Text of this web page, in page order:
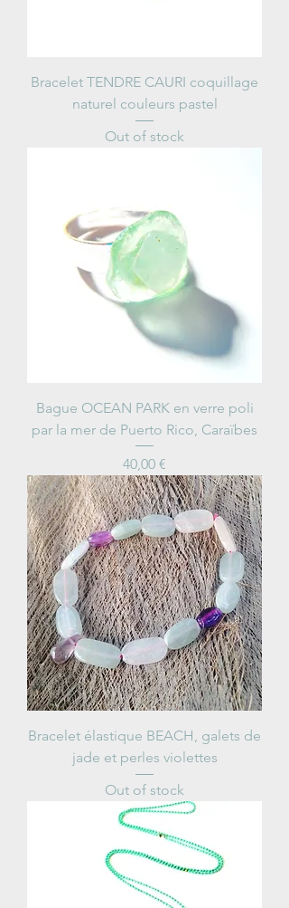
Bracelet TENDRE CAURI coquillage
naturel couleurs pastel
Out of stock
Bague OCEAN PARK en verre poli
par la mer de Puerto Rico, Caraïbes
Price
40,00 €
Bracelet élastique BEACH, galets de
jade et perles violettes
Out of stock